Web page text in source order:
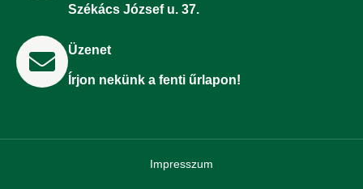
Székács József u. 37.
Üzenet
Írjon nekünk a fenti űrlapon!
Impresszum